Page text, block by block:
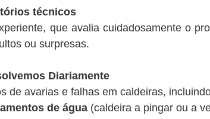
técnicos
que avalia cuidadosamente o
ou surpresas.
Diariamente
de avarias e falhas em caldeiras,
de água (caldeira a pingar ou a